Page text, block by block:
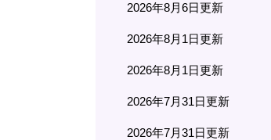
2026年8月6日更新
2026年8月1日更新
2026年8月1日更新
2026年7月31日更新
2026年7月31日更新